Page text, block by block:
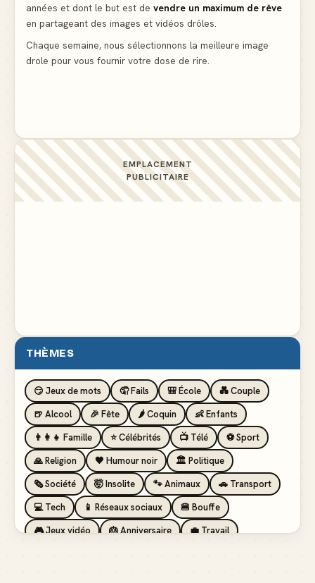
Lidl propose un climatiseur avec gants de boxe et
protège-dent offerts
années et dont le but est de vendre un maximum de rêve
en partageant des images et vidéos drôles.
Chaque semaine, nous sélectionnons la meilleure image
drole pour vous fournir votre dose de rire.
EMPLACEMENT
PUBLICITAIRE
THÈMES
😏 Jeux de mots 🤦 Fails 🎒 École
💑 Couple
🍺 Alcool
🎉 Fête 🌶️ Coquin
👶 Enfants
👨‍👩‍👧 Famille
⭐ Célébrités 📺 Télé
⚽ Sport
🙏 Religion
🖤 Humour noir
🏛️ Politique
🗞️ Société
🤯 Insolite 🐾 Animaux
🚗 Transport
💻 Tech
📱 Réseaux sociaux
🍔 Bouffe
🎮 Jeux vidéo
🎂 Anniversaire
💼 Travail